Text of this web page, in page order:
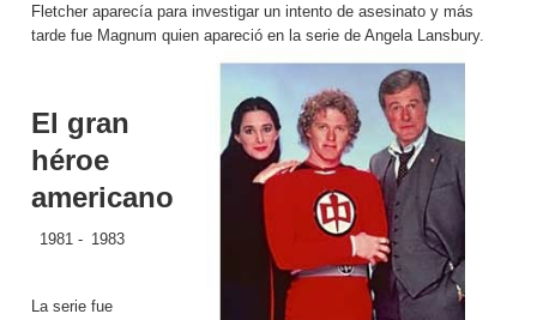
Fletcher aparecía para investigar un intento de asesinato y más
tarde fue Magnum quien apareció en la serie de Angela Lansbury.
El gran
héroe
americano
1981 - 1983
La serie fue